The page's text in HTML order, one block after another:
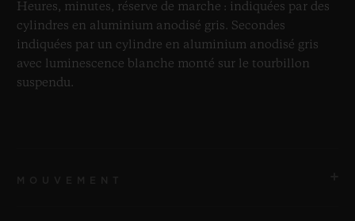
Heures, minutes, réserve de marche : indiquées par des
cylindres en aluminium anodisé gris. Secondes
indiquées par un cylindre en aluminium anodisé gris
avec luminescence blanche monté sur le tourbillon
suspendu.